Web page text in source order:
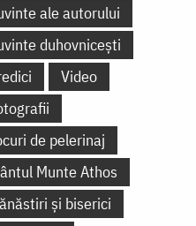
ale autorului
duhovnicești
Video
de pelerinaj
Munte Athos
și biserici